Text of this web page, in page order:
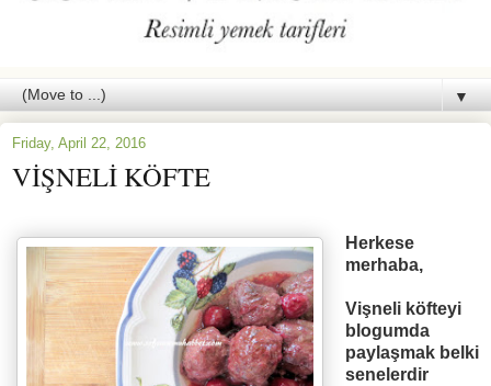
▼
Friday, April 22, 2016
VİŞNELİ KÖFTE
Herkese
merhaba,
Vişneli köfteyi
blogumda
paylaşmak belki
senelerdir